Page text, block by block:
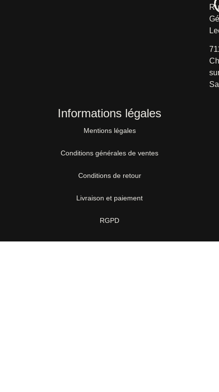
Informations légales
Mentions légales
Conditions générales de ventes
Conditions de retour
Livraison et paiement
RGPD